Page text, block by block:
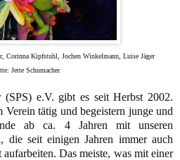
Corinna Kipfstuhl, Jochen Winkelmann, Luise Jäger
Jette Schumacher
(SPS) e.V. gibt es seit Herbst 2002.
tätig und begeistern junge und
ab ca. 4 Jahren mit unseren
die seit einigen Jahren immer auch
Das meiste, was mit einer